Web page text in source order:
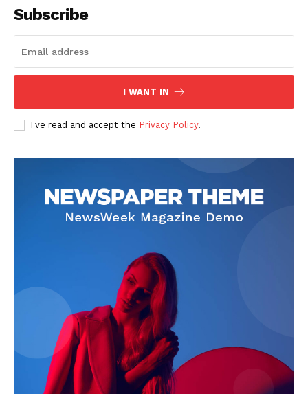
News Week
Magazine PRO
Subscribe
I WANT IN
I've read and accept the Privacy Policy.